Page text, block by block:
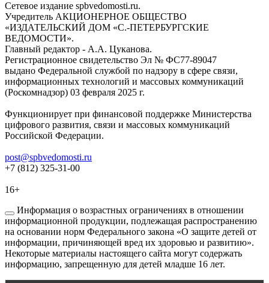
Сетевое издание spbvedomosti.ru.
Учредитель АКЦИОНЕРНОЕ ОБЩЕСТВО
«ИЗДАТЕЛЬСКИЙ ДОМ «С.-ПЕТЕРБУРГСКИЕ
ВЕДОМОСТИ».
Главный редактор - А.А. Цуканова.
Регистрационное свидетельство Эл № ФС77-89047
выдано Федеральной службой по надзору в сфере связи,
информационных технологий и массовых коммуникаций
(Роскомнадзор) 03 февраля 2025 г.
Функционирует при финансовой поддержке Министерства
цифрового развития, связи и массовых коммуникаций
Российской Федерации.
post@spbvedomosti.ru
+7 (812) 325-31-00
16+
Информация о возрастных ограничениях в отношении
информационной продукции, подлежащая распространению
на основании норм Федерального закона «О защите детей от
информации, причиняющей вред их здоровью и развитию».
Некоторые материалы настоящего сайта могут содержать
информацию, запрещенную для детей младше 16 лет.